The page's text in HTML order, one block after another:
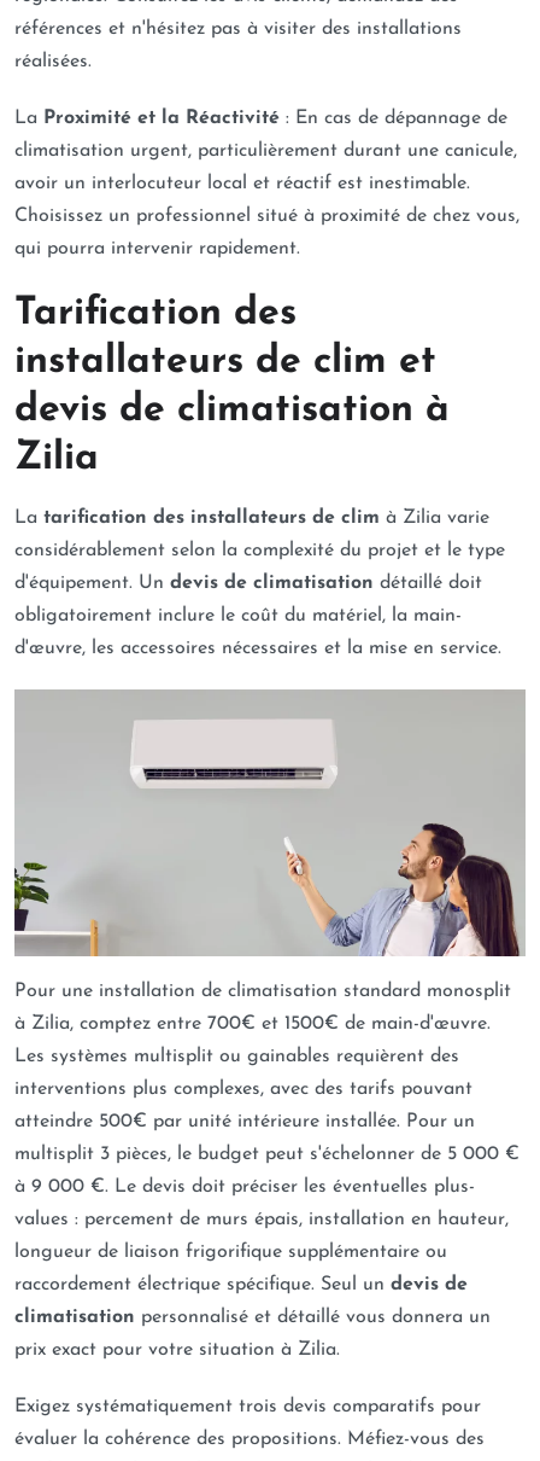
références et n'hésitez pas à visiter des installations
réalisées.
La Proximité et la Réactivité : En cas de dépannage de
climatisation urgent, particulièrement durant une canicule,
avoir un interlocuteur local et réactif est inestimable.
Choisissez un professionnel situé à proximité de chez vous,
qui pourra intervenir rapidement.
Tarification des
installateurs de clim et
devis de climatisation à
Zilia
La tarification des installateurs de clim à Zilia varie
considérablement selon la complexité du projet et le type
d'équipement. Un devis de climatisation détaillé doit
obligatoirement inclure le coût du matériel, la main-
d'œuvre, les accessoires nécessaires et la mise en service.
Pour une installation de climatisation standard monosplit
à Zilia, comptez entre 700€ et 1500€ de main-d'œuvre.
Les systèmes multisplit ou gainables requièrent des
interventions plus complexes, avec des tarifs pouvant
atteindre 500€ par unité intérieure installée. Pour un
multisplit 3 pièces, le budget peut s'échelonner de 5 000 €
à 9 000 €. Le devis doit préciser les éventuelles plus-
values : percement de murs épais, installation en hauteur,
longueur de liaison frigorifique supplémentaire ou
raccordement électrique spécifique. Seul un devis de
climatisation personnalisé et détaillé vous donnera un
prix exact pour votre situation à Zilia.
Exigez systématiquement trois devis comparatifs pour
évaluer la cohérence des propositions. Méfiez-vous des